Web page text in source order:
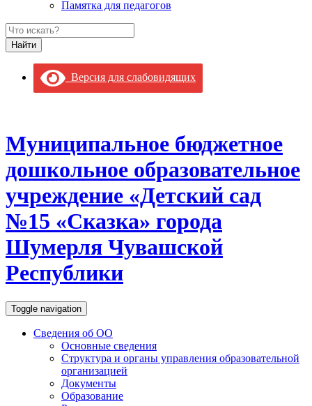
Памятка для педагогов
Версия для слабовидящих
Муниципальное бюджетное
дошкольное образовательное
учреждение «Детский сад
№15 «Сказка» города
Шумерля Чувашской
Республики
Toggle navigation
Сведения об ОО
Основные сведения
Структура и органы управления образовательной
организацией
Документы
Образование